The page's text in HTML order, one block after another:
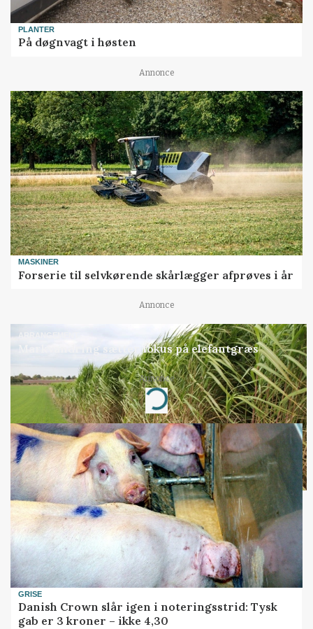
PLANTER
På døgnvagt i høsten
Annonce
MASKINER
Forserie til selvkørende skårlægger afprøves i år
Annonce
ARRANGEMENT
Markvandring sætter fokus på elefantgræs
Annonce
Loading...
GRISE
Danish Crown slår igen i noteringsstrid: Tysk
gab er 3 kroner – ikke 4,30